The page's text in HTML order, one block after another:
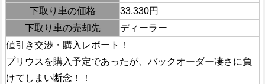
下取り車の価格
33,330円
下取り車の売却先
ディーラー
値引き交渉・購入レポート！
プリウスを購入予定であったが、バックオーダー凄さに負
けてしまい断念！！